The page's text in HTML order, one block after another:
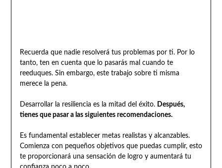
Recuerda que nadie resolverá tus problemas por ti. Por lo
tanto, ten en cuenta que lo pasarás mal cuando te
reeduques. Sin embargo, este trabajo sobre ti misma
merece la pena.
Desarrollar la resiliencia es la mitad del éxito. Después,
tienes que pasar a las siguientes recomendaciones.
Es fundamental establecer metas realistas y alcanzables.
Comienza con pequeños objetivos que puedas cumplir, esto
te proporcionará una sensación de logro y aumentará tu